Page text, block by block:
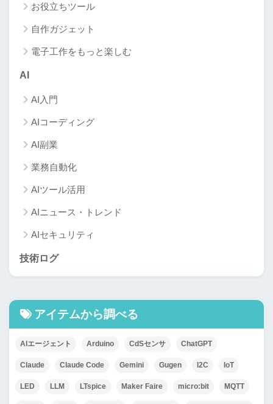
お役立ちツール
自作ガジェット
電子工作をもっと楽しむ
AI
AI入門
AIコーディング
AI副業
業務自動化
AIツール活用
AIニュース・トレンド
AIセキュリティ
技術ログ
アイテムから調べる
AIエージェント Arduino CdSセンサ ChatGPT
Claude Claude Code Gemini Gugen I2C IoT
LED LLM LTspice Maker Faire micro:bit MQTT